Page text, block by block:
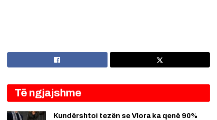
Të ngjajshme
Kundërshtoi tezën se Vlora ka qenë 90%